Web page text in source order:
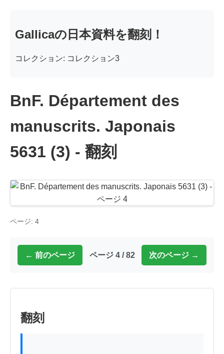
Gallicaの日本資料を翻刻！
コレクション: コレクション3
BnF. Département des
manuscrits. Japonais
5631 (3) - 翻刻
ページ: 4
← 前のページ ページ 4 / 82 次のページ →
翻刻